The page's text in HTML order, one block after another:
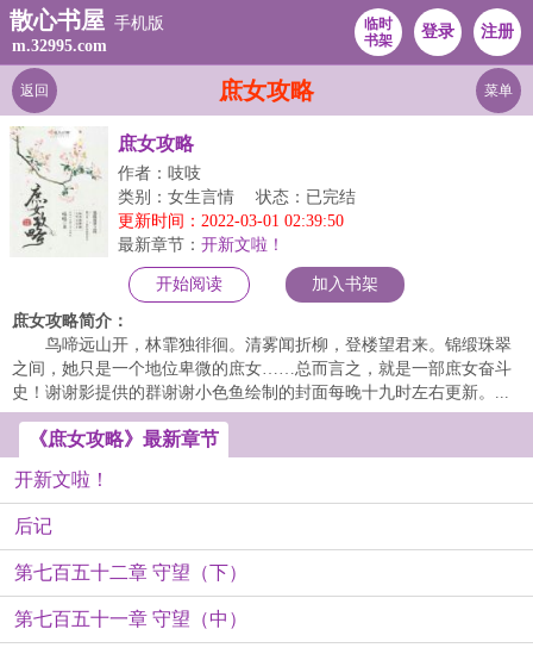
散心书屋 手机版
m.32995.com
临时
书架
登录 注册
庶女攻略
返回 菜单
庶女攻略
作者：吱吱
类别：女生言情
状态：已完结
更新时间：2022-03-01 02:39:50
最新章节： 开新文啦！
开始阅读 加入书架
庶女攻略简介：
鸟啼远山开，林霏独徘徊。清雾闻折柳，登楼望君来。锦缎珠翠
之间，她只是一个地位卑微的庶女……总而言之，就是一部庶女奋斗
史！谢谢影提供的群谢谢小色鱼绘制的封面每晚十九时左右更新。...
《庶女攻略》最新章节
开新文啦！
后记
第七百五十二章 守望（下）
第七百五十一章 守望（中）